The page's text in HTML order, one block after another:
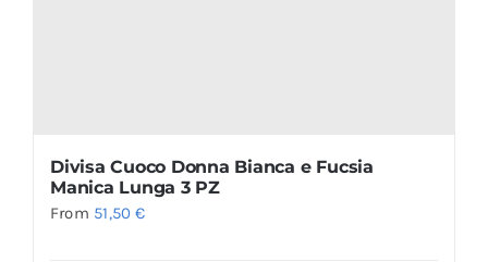
Divisa Cuoco Donna Bianca e Fucsia
Manica Lunga 3 PZ
From 51,50€